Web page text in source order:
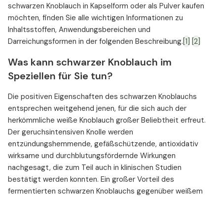
schwarzen Knoblauch in Kapselform oder als Pulver kaufen
möchten, finden Sie alle wichtigen Informationen zu
Inhaltsstoffen, Anwendungsbereichen und
Darreichungsformen in der folgenden Beschreibung. [1] [2]
Was kann schwarzer Knoblauch im
Speziellen für Sie tun?
Die positiven Eigenschaften des schwarzen Knoblauchs
entsprechen weitgehend jenen, für die sich auch der
herkömmliche weiße Knoblauch großer Beliebtheit erfreut.
Der geruchsintensiven Knolle werden
entzündungshemmende, gefäßschützende, antioxidativ
wirksame und durchblutungsfördernde Wirkungen
nachgesagt, die zum Teil auch in klinischen Studien
bestätigt werden konnten. Ein großer Vorteil des
fermentierten schwarzen Knoblauchs gegenüber weißem